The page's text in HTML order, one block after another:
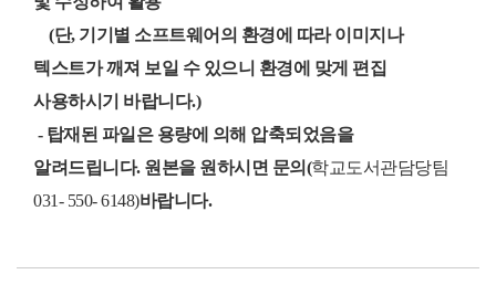
(단, 기기별 소프트웨어의 환경에 따라 이미지나
텍스트가 깨져 보일 수 있으니 환경에 맞게 편집
사용하시기 바랍니다.)
- 탑재된 파일은 용량에 의해 압축되었음을
알려드립니다. 원본을 원하시면 문의(학교도서관담당팀
031- 550- 6148)바랍니다.